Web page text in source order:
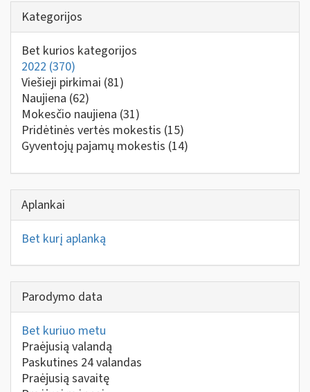
Kategorijos
Bet kurios kategorijos
2022 (370)
Viešieji pirkimai (81)
Naujiena (62)
Mokesčio naujiena (31)
Pridėtinės vertės mokestis (15)
Gyventojų pajamų mokestis (14)
Aplankai
Bet kurį aplanką
Parodymo data
Bet kuriuo metu
Praėjusią valandą
Paskutines 24 valandas
Praėjusią savaitę